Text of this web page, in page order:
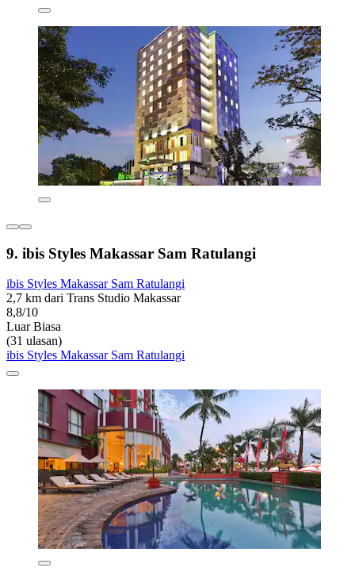
9. ibis Styles Makassar Sam Ratulangi
ibis Styles Makassar Sam Ratulangi
2,7 km dari Trans Studio Makassar
8,8/10
Luar Biasa
(31 ulasan)
ibis Styles Makassar Sam Ratulangi